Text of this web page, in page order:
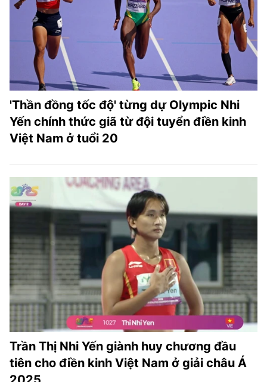
TRA CỨU PHƯỜNG XÃ
CỐNG HIẾN
BÙI XUÂN PHÁI
TIỆN ÍCH
LIÊN HỆ QUẢNG CÁO
MẠNG XÃ HỘI
'Thần đồng tốc độ' từng dự Olympic Nhi
Yến chính thức giã từ đội tuyển điền kinh
Việt Nam ở tuổi 20
Trần Thị Nhi Yến giành huy chương đầu
tiên cho điền kinh Việt Nam ở giải châu Á